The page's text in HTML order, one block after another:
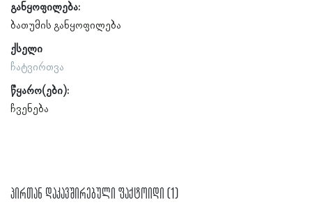
განყოფილება:
ბათუმის განყოფილება
ქსელი
ჩატვირთვა
წყარო(ები):
ჩვენება
პირთან დაკავშირებული ფაქტოიდი (1)